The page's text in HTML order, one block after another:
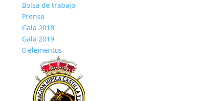
Bolsa de trabajo
Prensa
Gala 2018
Gala 2019
0 elementos